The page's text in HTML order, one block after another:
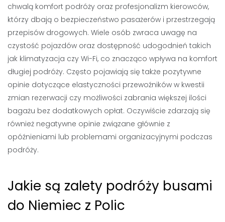
chwalą komfort podróży oraz profesjonalizm kierowców,
którzy dbają o bezpieczeństwo pasażerów i przestrzegają
przepisów drogowych. Wiele osób zwraca uwagę na
czystość pojazdów oraz dostępność udogodnień takich
jak klimatyzacja czy Wi-Fi, co znacząco wpływa na komfort
długiej podróży. Często pojawiają się także pozytywne
opinie dotyczące elastyczności przewoźników w kwestii
zmian rezerwacji czy możliwości zabrania większej ilości
bagażu bez dodatkowych opłat. Oczywiście zdarzają się
również negatywne opinie związane głównie z
opóźnieniami lub problemami organizacyjnymi podczas
podróży.
Jakie są zalety podróży busami
do Niemiec z Polic